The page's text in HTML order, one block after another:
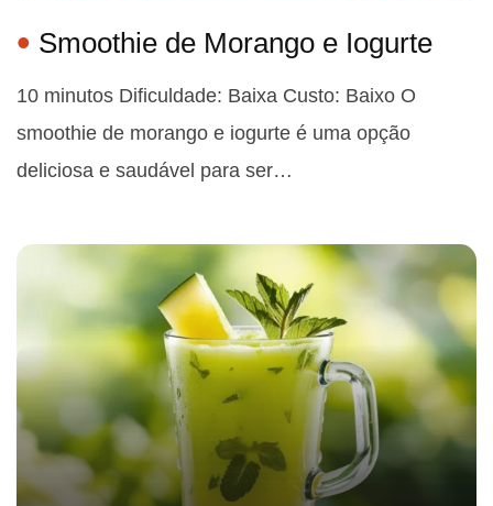
Smoothie de Morango e Iogurte
10 minutos Dificuldade: Baixa Custo: Baixo O
smoothie de morango e iogurte é uma opção
deliciosa e saudável para ser…